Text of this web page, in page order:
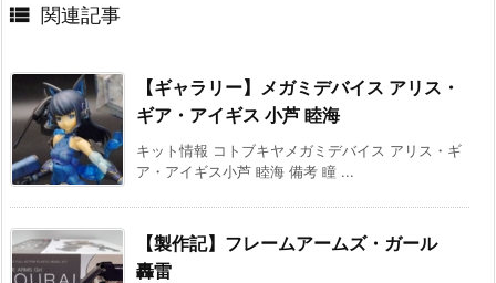
 関連記事
【ギャラリー】メガミデバイス アリス・
ギア・アイギス 小芦 睦海
キット情報 コトブキヤメガミデバイス アリス・ギ
ア・アイギス小芦 睦海 備考 瞳 ...
【製作記】フレームアームズ・ガール
轟雷